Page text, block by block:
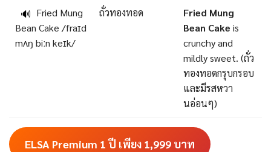
🔊 Fried Mung
Bean Cake /fraɪd
mʌŋ biːn keɪk/
ถั่วทองทอด
Fried Mung
Bean Cake is
crunchy and
mildly sweet. (ถั่ว
ทองทอดกรุบกรอบ
และมีรสหวา
นอ่อนๆ)
ELSA Premium 1 ปี เพียง 1,999 บาท